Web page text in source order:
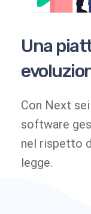
Una
Con Next
software
nel rispetto
legge.